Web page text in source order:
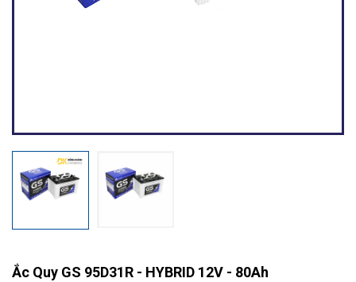
Ắc Quy GS 95D31R - HYBRID 12V - 80Ah